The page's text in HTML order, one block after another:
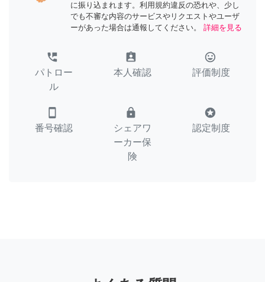
に振り込まれます。利用規約違反の恐れや、少し
でも不審な内容のサービスやリクエストやユーザ
ーがあった場合は通報してください。
詳細を見る
perm_phone_msg
パトロー
ル
assignment_ind
本人確認
tag_faces
評価制度
smartphone
番号確認
lock
シェアワ
ーカー保
険
stars
認定制度